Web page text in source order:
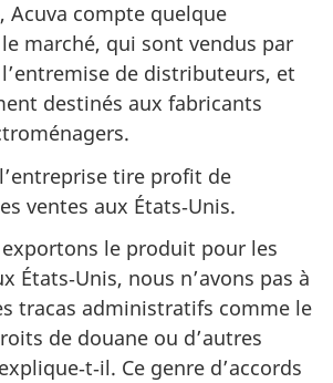
Acuva compte quelque
marché, qui sont vendus par
de distributeurs, et
destinés aux fabricants
tire profit de
ventes aux États‑Unis.
le produit pour les
États‑Unis, nous n’avons pas à
tracas administratifs comme le
de douane ou d’autres
Ce genre d’accords